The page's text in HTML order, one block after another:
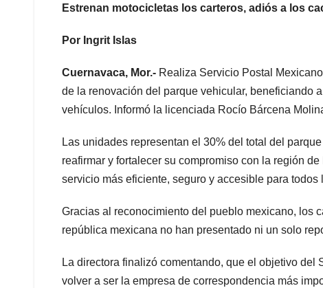
Estrenan motocicletas los carteros, adiós a los
Por Ingrit Islas
Cuernavaca, Mor.- Realiza Servicio Postal
de la renovación del parque vehicular, beneficiando
vehículos. Informó la licenciada Rocío Bárcena
Las unidades representan el 30% del total del
reafirmar y fortalecer su compromiso con la región
servicio más eficiente, seguro y accesible para
Gracias al reconocimiento del pueblo mexicano, los
república mexicana no han presentado ni un solo
La directora finalizó comentando, que el objetivo
volver a ser la empresa de correspondencia más